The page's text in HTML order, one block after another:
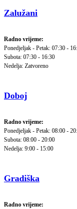
Zalužani
Radno vrijeme:
Ponedjeljak - Petak: 07:30 -
Subota: 07:30 - 16:30
Nedelja: Zatvoreno
Doboj
Radno vrijeme:
Ponedjeljak - Petak: 08:00 -
Subota: 08:00 - 20:00
Nedelja: 9:00 - 15:00
Gradiška
Radno vrijeme: